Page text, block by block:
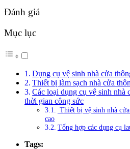
Đánh giá
Mục lục
Dụng cụ vệ sinh nhà cửa
Thiết bị làm sạch nhà cửa
Các loại dụng cụ vệ sinh nhà
thời gian công sức
Thiết bị vệ sinh nhà
cao
Tổng hợp các dụng cụ
Tags: